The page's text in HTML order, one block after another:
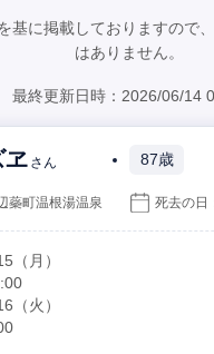
基に掲載しておりますので
はありません。
最終更新日時：2026/06/14
ヱ さん 87歳
蘂町温根湯温泉 死去の日
（月）
（火）